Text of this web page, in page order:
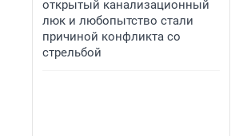
открытый канализационный
люк и любопытство стали
причиной конфликта со
стрельбой